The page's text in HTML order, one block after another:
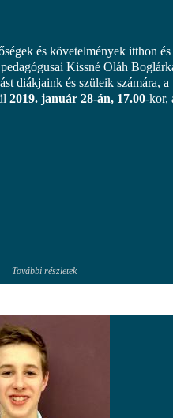
és követelmények itthon és
Kissné Oláh
diákjaink és szüleik számára, a
2019. január 28-án, 17.00-kor,
További részletek